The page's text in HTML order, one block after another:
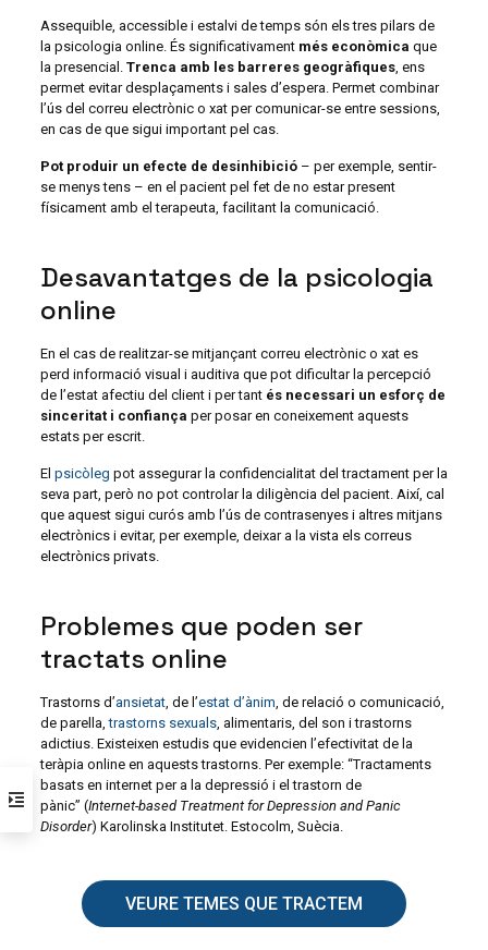
Assequible, accessible i estalvi de temps són els tres pilars de
la psicologia online. És significativament més econòmica que
la presencial. Trenca amb les barreres geogràfiques, ens
permet evitar desplaçaments i sales d’espera. Permet combinar
l’ús del correu electrònic o xat per comunicar-se entre sessions,
en cas de que sigui important pel cas.
Pot produir un efecte de desinhibició– per exemple, sentir-
se menys tens – en el pacient pel fet de no estar present
físicament amb el terapeuta, facilitant la comunicació.
Desavantatges de la psicologia
online
En el cas de realitzar-se mitjançant correu electrònic o xat es
perd informació visual i auditiva que pot dificultar la percepció
de l’estat afectiu del client i per tant és necessari un esforç de
sinceritat i confiança per posar en coneixement aquests
estats per escrit.
El psicòleg pot assegurar la confidencialitat del tractament per la
seva part, però no pot controlar la diligència del pacient. Així, cal
que aquest sigui curós amb l’ús de contrasenyes i altres mitjans
electrònics i evitar, per exemple, deixar a la vista els correus
electrònics privats.
Problemes que poden ser
tractats online
Trastorns d’ansietat, de l’estat d’ànim, de relació o comunicació,
de parella,trastorns sexuals, alimentaris, del son i trastorns
adictius. Existeixen estudis que evidencien l’efectivitat de la
teràpia online en aquests trastorns. Per exemple: “Tractaments
basats en internet per a la depressió i el trastorn de
pànic” (Internet-based Treatment for Depression and Panic
Disorder) Karolinska Institutet. Estocolm, Suècia.
VEURE TEMES QUE TRACTEM